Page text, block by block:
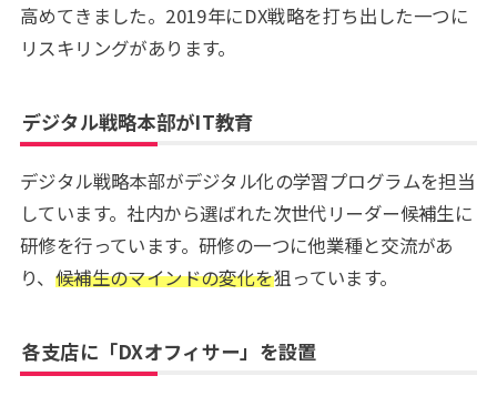
高めてきました。2019年にDX戦略を打ち出した一つに
リスキリングがあります。
デジタル戦略本部がIT教育
デジタル戦略本部がデジタル化の学習プログラムを担当
しています。社内から選ばれた次世代リーダー候補生に
研修を行っています。研修の一つに他業種と交流があ
り、 候補生のマインドの変化を狙っています。
各支店に「DXオフィサー」を設置